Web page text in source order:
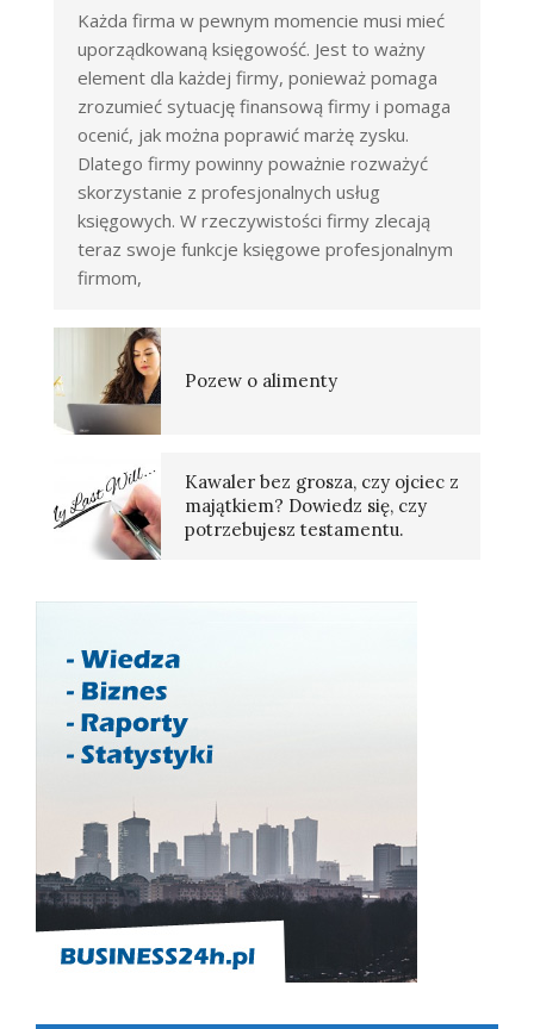
Każda firma w pewnym momencie musi mieć
uporządkowaną księgowość. Jest to ważny
element dla każdej firmy, ponieważ pomaga
zrozumieć sytuację finansową firmy i pomaga
ocenić, jak można poprawić marżę zysku.
Dlatego firmy powinny poważnie rozważyć
skorzystanie z profesjonalnych usług
księgowych. W rzeczywistości firmy zlecają
teraz swoje funkcje księgowe profesjonalnym
firmom,
Pozew o alimenty
Kawaler bez grosza, czy ojciec z
majątkiem? Dowiedz się, czy
potrzebujesz testamentu.